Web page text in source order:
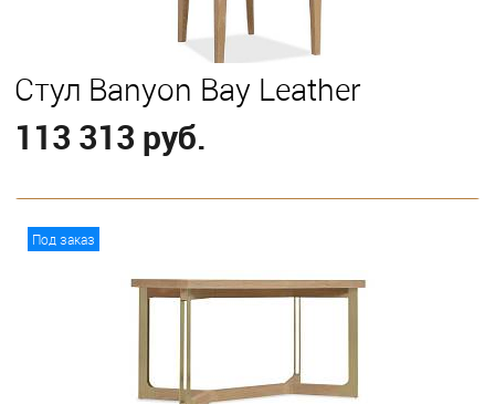
Стул Banyon Bay Leather
113 313 руб.
Под заказ